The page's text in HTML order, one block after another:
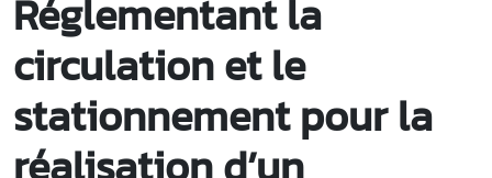
Réglementant la
circulation et le
stationnement pour la